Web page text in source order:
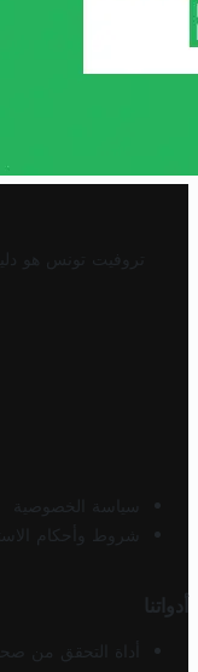
تروفيت تونس هو
سياسة الخصوصية
شروط وأحكام
أدواتنا
أداة التحقق من